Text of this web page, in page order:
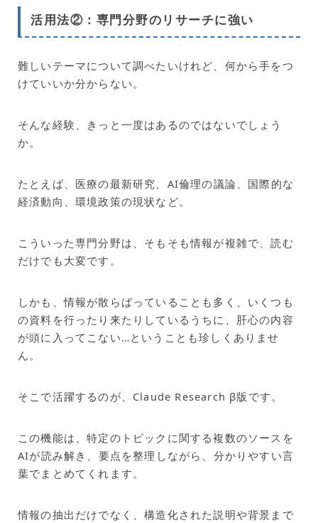
活用法②：専門分野のリサーチに強い
難しいテーマについて調べたいけれど、何から手をつ
けていいか分からない。
そんな経験、きっと一度はあるのではないでしょう
か。
たとえば、医療の最新研究、AI倫理の議論、国際的な
経済動向、環境政策の現状など。
こういった専門分野は、そもそも情報が複雑で、読む
だけでも大変です。
しかも、情報が散らばっていることも多く、いくつも
の資料を行ったり来たりしているうちに、肝心の内容
が頭に入ってこない…ということも珍しくありませ
ん。
そこで活躍するのが、Claude Research β版です。
この機能は、特定のトピックに関する複数のソースを
AIが読み解き、要点を整理しながら、分かりやすい言
葉でまとめてくれます。
情報の抽出だけでなく、構造化された説明や背景まで